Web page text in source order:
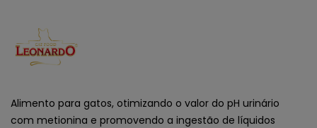
Alimento para gatos, otimizando o valor do pH urinário
com metionina e promovendo a ingestão de líquidos